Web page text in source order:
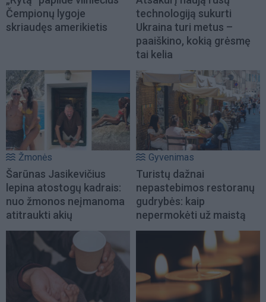
Čempionų lygoje
skriaudęs amerikietis
technologiją sukurti
Ukraina turi metus –
paaiškino, kokią grėsmę
tai kelia
Žmonės
Šarūnas Jasikevičius
lepina atostogų kadrais:
nuo žmonos neįmanoma
atitraukti akių
Gyvenimas
Turistų dažnai
nepastebimos restoranų
gudrybės: kaip
nepermokėti už maistą